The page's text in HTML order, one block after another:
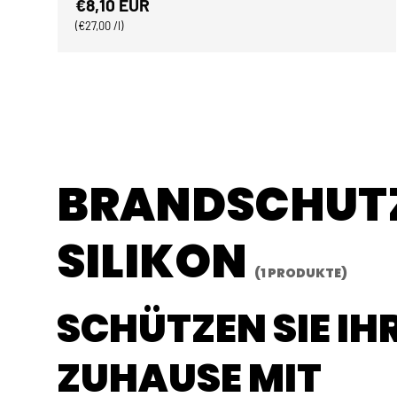
€8,10 EUR
Grundpreis
€27,00 /l
SILIKON (1 PRODUKTE)
SCHÜTZEN SIE
ZUHAUSE MIT